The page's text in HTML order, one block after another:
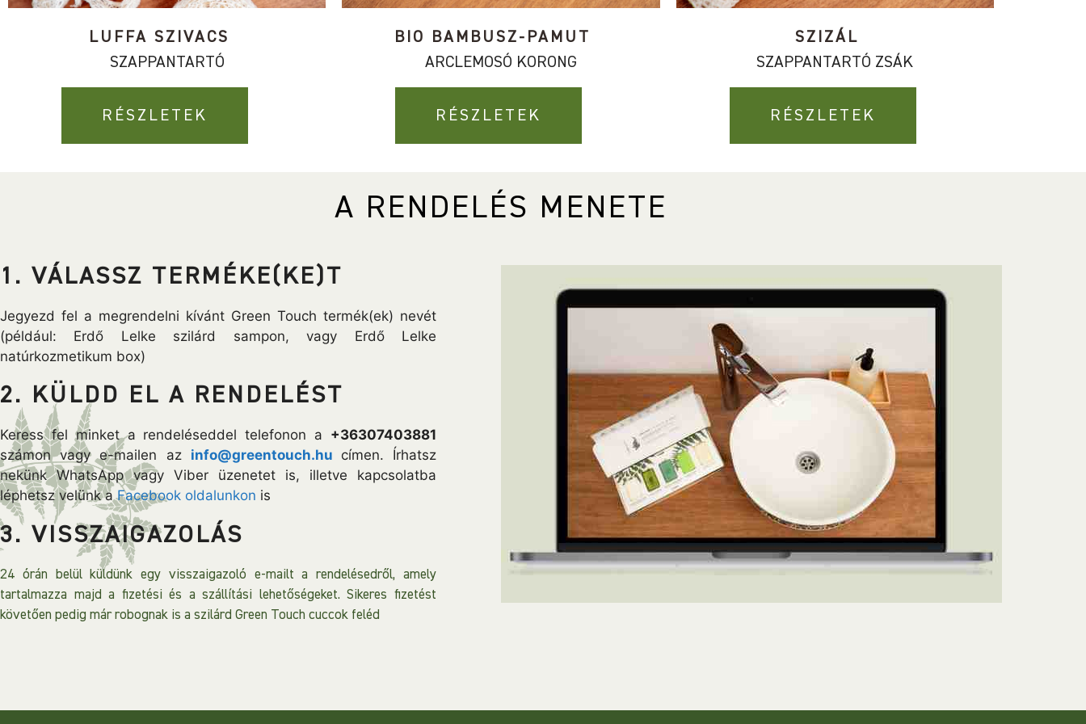
LUFFA SZIVACS
SZAPPANTARTÓ
RÉSZLETEK
BIO BAMBUSZ-PAMUT
ARCLEMOSÓ KORONG
RÉSZLETEK
SZIZÁL
SZAPPANTARTÓ ZSÁK
RÉSZLETEK
A RENDELÉS MENETE
1. VÁLASSZ TERMÉKE(KE)T
Jegyezd fel a megrendelni kívánt Green Touch termék(ek) nevét
(például: Erdő Lelke szilárd sampon, vagy Erdő Lelke
natúrkozmetikum box)
2. KÜLDD EL A RENDELÉST
Keress fel minket a rendeléseddel telefonon a +36307403881
számon vagy e-mailen az info@greentouch.hu címen. Írhatsz
nekünk WhatsApp vagy Viber üzenetet is, illetve kapcsolatba
léphetsz velünk aFacebook oldalunkon is
3. VISSZAIGAZOLÁS
24 órán belül küldünk egy visszaigazoló e-mailt a rendelésedről, amely
tartalmazza majd a fizetési és a szállítási lehetőségeket. Sikeres fizetést
követően pedig már robognak is a szilárd Green Touch cuccok feléd